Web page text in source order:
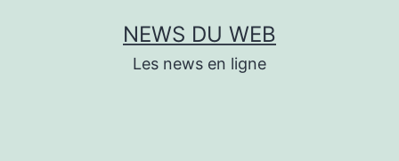
NEWS DU WEB
Les news en ligne